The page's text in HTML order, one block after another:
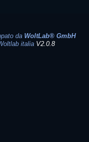
da WoltLab® GmbH
italiaV2.0.8